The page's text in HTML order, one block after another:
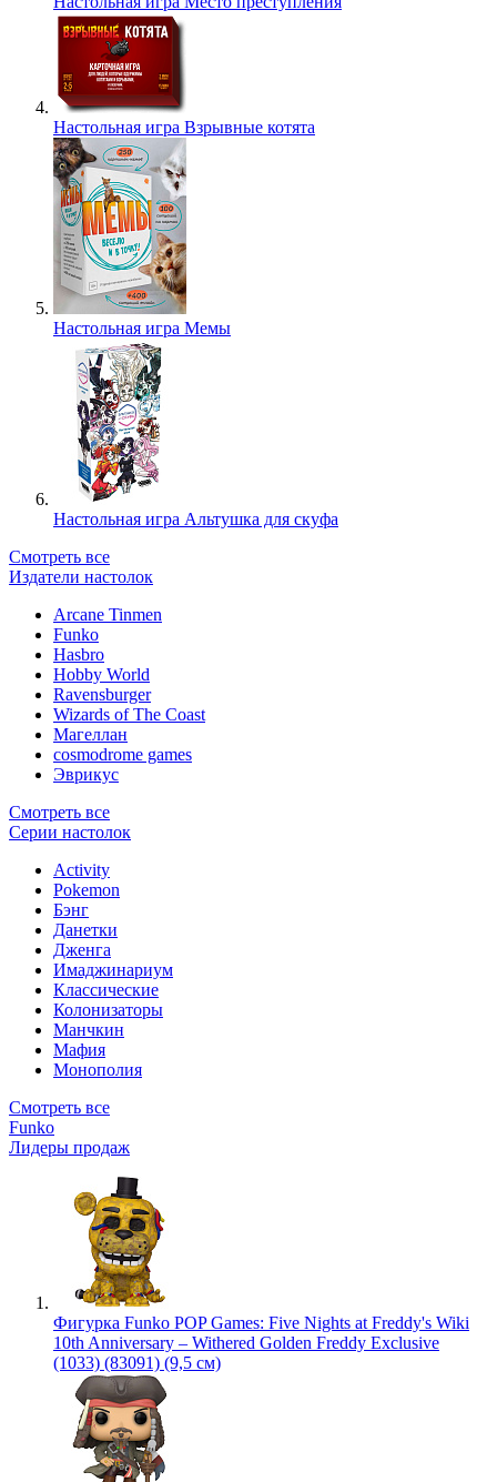
Настольная игра Взрывные котята
Настольная игра Мемы
Настольная игра Альтушка для скуфа
Смотреть все
Издатели настолок
Arcane Tinmen
Funko
Hasbro
Hobby World
Ravensburger
Wizards of The Coast
Магеллан
сosmodrome games
Эврикус
Смотреть все
Серии настолок
Activity
Pokemon
Бэнг
Данетки
Дженга
Имаджинариум
Классические
Колонизаторы
Манчкин
Мафия
Монополия
Смотреть все
Funko
Лидеры продаж
Фигурка Funko POP Games: Five Nights at Freddy's Wiki
10th Anniversary – Withered Golden Freddy Exclusive
(1033) (83091) (9,5 см)